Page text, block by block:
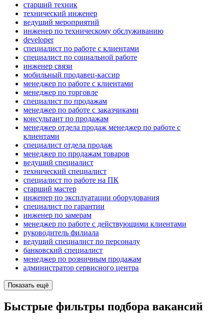
старший техник
технический инженер
ведущий мероприятий
инженер по техническому обслуживанию
developer
специалист по работе с клиентами
специалист по социальной работе
инженер связи
мобильный продавец-кассир
менеджер по работе с клиентами
менеджер по торговле
специалист по продажам
менеджер по работе с заказчиками
консультант по продажам
менеджер отдела продаж менеджер по работе с
клиентами
специалист отдела продаж
менеджер по продажам товаров
ведущий специалист
технический специалист
специалист по работе на ПК
старший мастер
инженер по эксплуатации оборудования
специалист по гарантии
инженер по замерам
менеджер по работе с действующими клиентами
руководитель филиала
ведущий специалист по персоналу
банковский специалист
менеджер по розничным продажам
администратор сервисного центра
Показать ещё
Быстрые фильтры подбора вакансий